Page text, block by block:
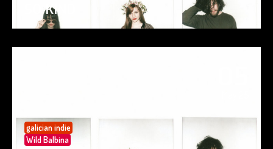
SO KIND
galician indie
Wild Balbina